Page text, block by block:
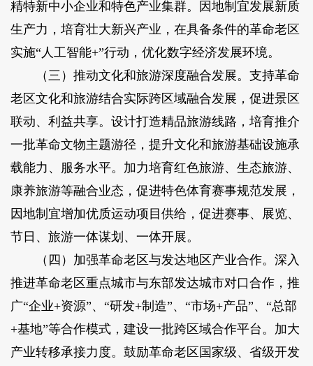
精特新中小企业和特色产业集群。因地制宜发展新质
生产力，培育壮大新兴产业，在具备条件的革命老区
实施“人工智能+”行动，优化数字经济发展环境。
（三）推动文化和旅游深度融合发展。支持革命
老区文化和旅游结合实际跨区域融合发展，促进景区
联动、利益共享。设计打造精品旅游线路，培育推介
一批革命文物主题游径，提升文化和旅游基础设施承
载能力、服务水平。加力培育红色旅游、生态旅游、
康养旅游等融合业态，促进特色体育赛事规范发展，
因地制宜增加优质运动项目供给，促进赛事、展览、
节日、旅游一体谋划、一体开展。
（四）加强革命老区与发达地区产业合作。深入
推进革命老区重点城市与东部发达城市对口合作，推
广“企业+资源”、“研发+制造”、“市场+产品”、“总部
+基地”等合作模式，建设一批跨区域合作平台。加大
产业转移承接力度。鼓励革命老区国家级、省级开发